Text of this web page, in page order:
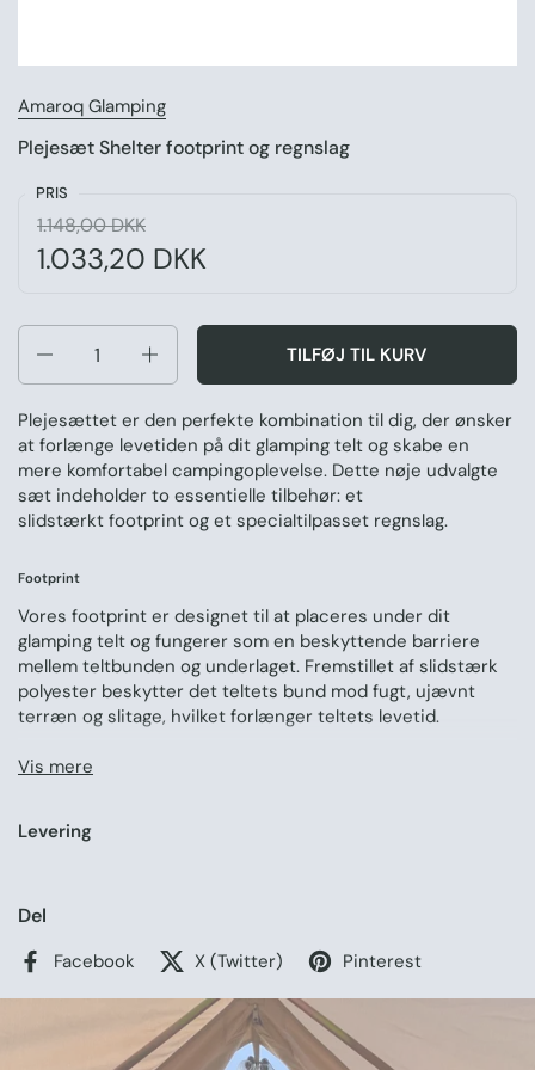
Amaroq Glamping
Plejesæt Shelter footprint og regnslag
PRIS
Udsalgspris:
1.033,20 DKK
Normal pris:
1.148,00 DKK
TILFØJ TIL KURV
Vis mere
Plejesættet er den perfekte kombination til dig, der ønsker
at forlænge levetiden på dit glamping telt og skabe en
mere komfortabel campingoplevelse. Dette nøje udvalgte
sæt indeholder to essentielle tilbehør: et
slidstærkt footprint og et specialtilpasset regnslag.
Footprint
Vores footprint er designet til at placeres under dit
glamping telt og fungerer som en beskyttende barriere
mellem teltbunden og underlaget. Fremstillet af slidstærk
polyester beskytter det teltets bund mod fugt, ujævnt
terræn og slitage, hvilket forlænger teltets levetid.
Regnslag
kraftig eller vedvarende regn. Det har samme antal teltliner
forhindrer fugtophobning under overdækket. Installationen
effektivt ledes væk fra teltet.
Fordele ved Plejesættet:
Maksimal beskyttelse – Kombinationen af footprint og
Levering
Del
Facebook X (Twitter) Pinterest